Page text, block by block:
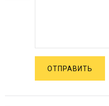
ОТПРАВИТЬ